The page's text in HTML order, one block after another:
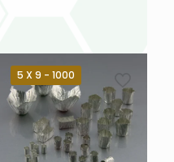
5 X 9 - 1000